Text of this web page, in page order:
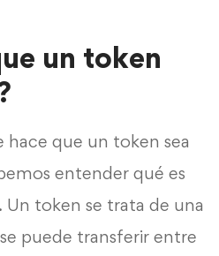
un token
hace que un token sea
entender qué es
token se trata de una
puede transferir entre